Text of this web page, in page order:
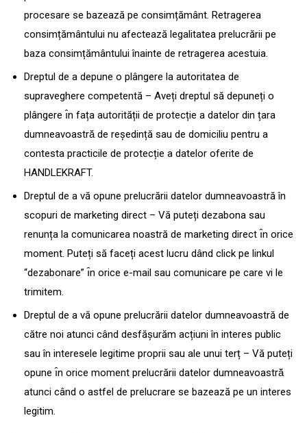
procesare se bazează pe consimțământ. Retragerea
consimțământului nu afectează legalitatea prelucrării pe
baza consimțământului înainte de retragerea acestuia.
Dreptul de a depune o plângere la autoritatea de
supraveghere competentă – Aveți dreptul să depuneți o
plângere ı̂n fața autorității de protecție a datelor din țara
dumneavoastră̆ de reședință sau de domiciliu pentru a
contesta practicile de protecție a datelor oferite de
HANDLEKRAFT.
Dreptul de a vă opune prelucrării datelor dumneavoastră în
scopuri de marketing direct – Vă puteți dezabona sau
renunța la comunicarea noastră de marketing direct ı̂n orice
moment. Puteți să faceți acest lucru dând click pe linkul
“dezabonare” ı̂n orice e-mail sau comunicare pe care vi le
trimitem.
Dreptul de a vă opune prelucrării datelor dumneavoastră de
către noi atunci când desfășurăm acțiuni în interes public
sau în interesele legitime proprii sau ale unui terț – Vă puteți
opune ı̂n orice moment prelucrării datelor dumneavoastră̆
atunci când o astfel de prelucrare se bazează pe un interes
legitim.